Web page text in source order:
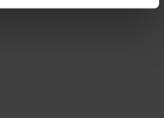
brug af deres tjenester.